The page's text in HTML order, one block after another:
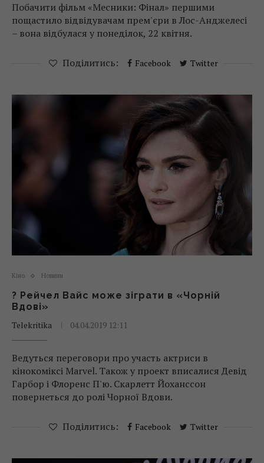
Побачити фільм «Месники: Фінал» першими
пощастило відвідувачам прем'єри в Лос-Анджелесі
– вона відбулася у понеділок, 22 квітня.
Поділитись: Facebook Twitter
Кіно Новини
? Рейчел Вайс може зіграти в «Чорній
Вдові»
Telekritika
04.04.2019 12:11
Ведуться переговори про участь актриси в
кінокоміксі Marvel. Також у проект вписалися Девід
Гарбор і Флоренс П'ю. Скарлетт Йоханссон
повернеться до ролі Чорної Вдови.
Поділитись: Facebook Twitter